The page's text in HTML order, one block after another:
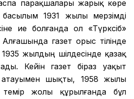
парақшалары жарық көре
1931 жылы мерзімді
ие болғанда ол «Түрксіб»
газет орыс тілінде
жылдың шілдесінде қазақ
Кейін газет біраз уақыт
атауымен шықты, 1958 жылы
темір жолы құрылғанда бұл